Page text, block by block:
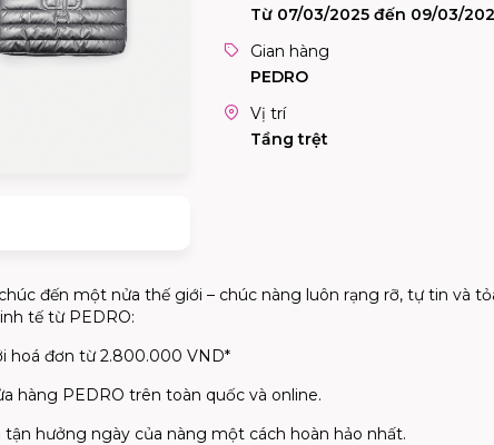
Từ 07/03/2025 đến 09/03/
Gian hàng
PEDRO
Vị trí
Tầng trệt
đến một nửa thế giới – chúc nàng luôn rạng rỡ, tự tin và
tế từ PEDRO:
hoá đơn từ 2.800.000 VND*
hàng PEDRO trên toàn quốc và online.
hưởng ngày của nàng một cách hoàn hảo nhất.